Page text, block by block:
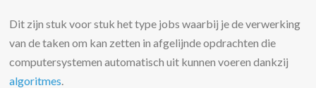
Dit zijn stuk voor stuk het type jobs waarbij je de verwerking
van de taken om kan zetten in afgelijnde opdrachten die
computersystemen automatisch uit kunnen voeren dankzij
algoritmes